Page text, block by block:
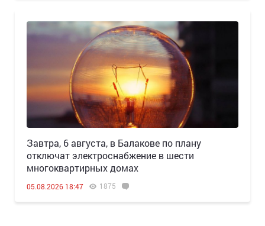
Завтра, 6 августа, в Балакове по плану
отключат электроснабжение в шести
многоквартирных домах
05.08.2026 18:47 1875